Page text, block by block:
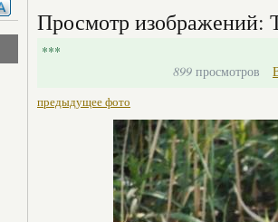
Просмотр изображений:
***
899 просмотров
предыдущее фото